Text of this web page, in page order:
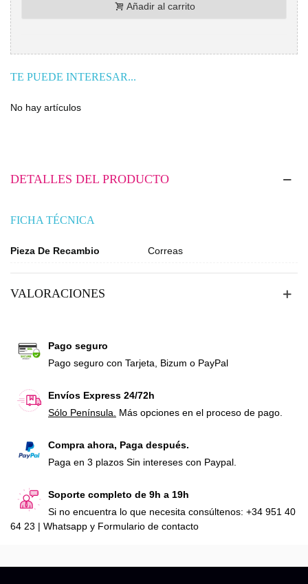
Añadir al carrito
TE PUEDE INTERESAR...
No hay artículos
DETALLES DEL PRODUCTO
FICHA TÉCNICA
Pieza De Recambio Correas
VALORACIONES
Pago seguro
Pago seguro con Tarjeta, Bizum o PayPal
Envíos Express 24/72h
Sólo Península. Más opciones en el proceso de pago.
Compra ahora, Paga después.
Paga en 3 plazos Sin intereses con Paypal.
Soporte completo de 9h a 19h
Si no encuentra lo que necesita consúltenos: +34 951 40
64 23 | Whatsapp y Formulario de contacto